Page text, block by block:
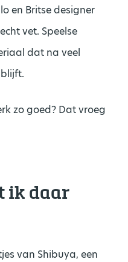
en Britse designer
vet. Speelse
dat na veel
zo goed? Dat vroeg
ik daar
van Shibuya, een